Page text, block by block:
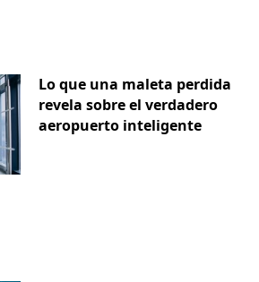
Lo que una maleta perdida
revela sobre el verdadero
aeropuerto inteligente